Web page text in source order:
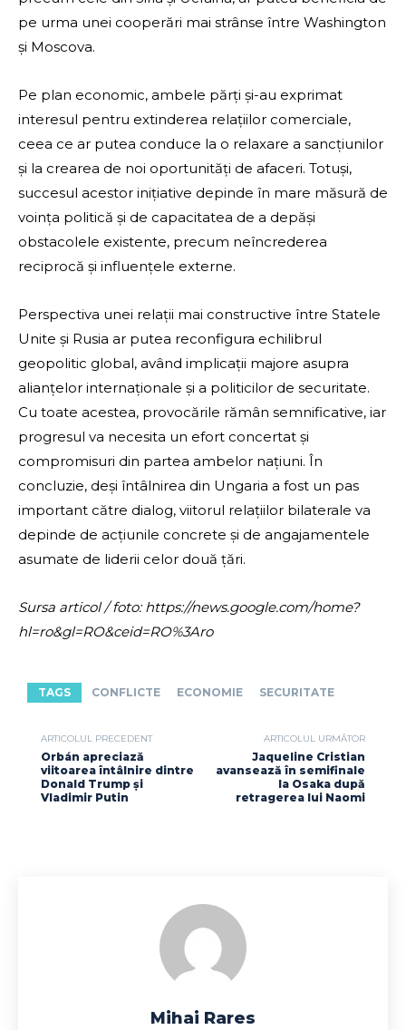
pe urma unei cooperări mai strânse între Washington
și Moscova.
Pe plan economic, ambele părți și-au exprimat
interesul pentru extinderea relațiilor comerciale,
ceea ce ar putea conduce la o relaxare a sancțiunilor
și la crearea de noi oportunități de afaceri. Totuși,
succesul acestor inițiative depinde în mare măsură de
voința politică și de capacitatea de a depăși
obstacolele existente, precum neîncrederea
reciprocă și influențele externe.
Perspectiva unei relații mai constructive între Statele
Unite și Rusia ar putea reconfigura echilibrul
geopolitic global, având implicații majore asupra
alianțelor internaționale și a politicilor de securitate.
Cu toate acestea, provocările rămân semnificative, iar
progresul va necesita un efort concertat și
compromisuri din partea ambelor națiuni. În
concluzie, deși întâlnirea din Ungaria a fost un pas
important către dialog, viitorul relațiilor bilaterale va
depinde de acțiunile concrete și de angajamentele
asumate de liderii celor două țări.
Sursa articol / foto: https://news.google.com/home?
hl=ro&gl=RO&ceid=RO%3Aro
TAGS CONFLICTE ECONOMIE SECURITATE
ARTICOLUL PRECEDENT
Orbán apreciază
viitoarea întâlnire dintre
Donald Trump și
Vladimir Putin
ARTICOLUL URMĂTOR
Jaqueline Cristian
avansează în semifinale
la Osaka după
retragerea lui Naomi
Mihai Rares